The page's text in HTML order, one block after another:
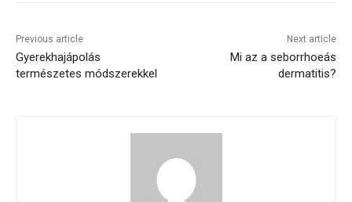
Previous article
Gyerekhajápolás
természetes módszerekkel
Next article
Mi az a seborrhoeás
dermatitis?